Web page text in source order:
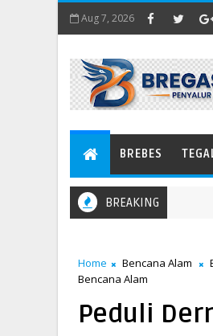
Aug 7, 2026
BREBES
BREAKING
Home Bencana Alam
Bencana Alam
Peduli